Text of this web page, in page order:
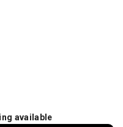
available